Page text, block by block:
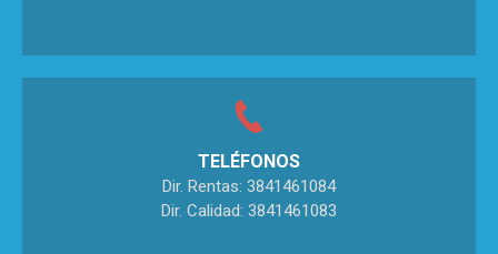
TELÉFONOS
Dir. Rentas: 3841461084
Dir. Calidad: 3841461083